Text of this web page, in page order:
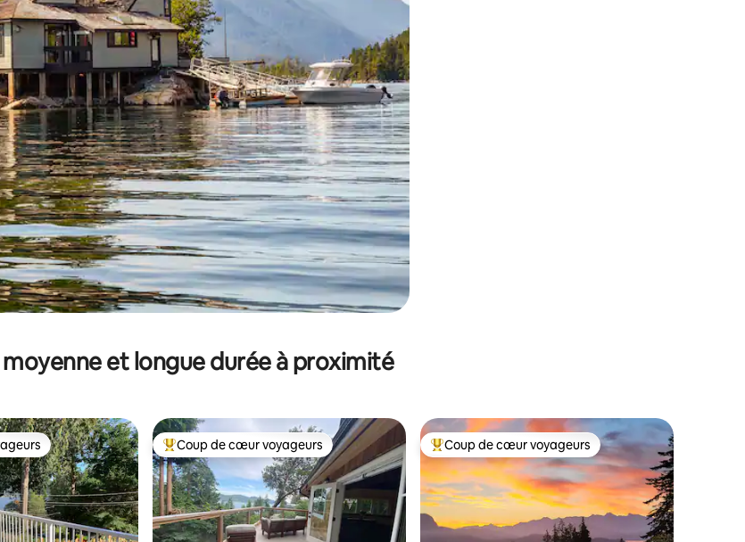
et vers le bas pour les parcourir ou en appuyant et en faisant glisser.
et longue durée à proximité
Coups de cœur voyageurs les plus appréciés
Coup de cœur voyageurs Coups de cœur voyageurs les plus appréciés
Coup de cœur voyageurs